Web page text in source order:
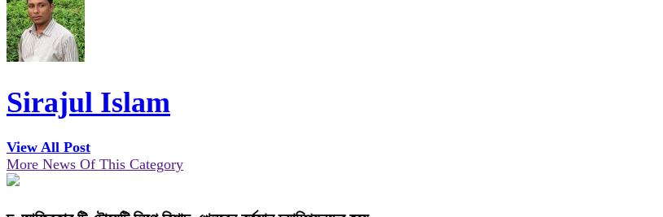
Sirajul Islam
View All Post
More News Of This Category